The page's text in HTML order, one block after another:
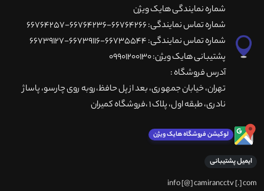
شماره نمایندگی هایک ویژن
شماره تماس نمایندگی: 66764266-66764236-66764257
شماره تماس نمایندگی: 66735544-66739116-66739127
پشتیبانی هایک ویژن: 09901200130
آدرس فروشگاه :
تهران، خيابان جمهوری، بعد از پل حافظ،روبه روی چارسو، پاساژ
نادری، طبقه اول، پلاک 1 ،فروشگاه کمیران
لوکیشن فروشگاه هایک ویژن
ایمیل پشتیبانی
info [@] camirancctv [.] com